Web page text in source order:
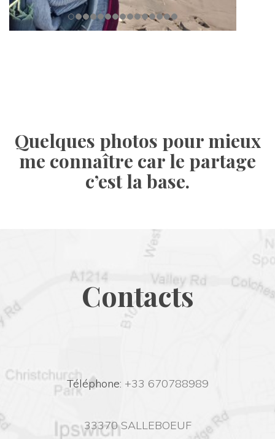
Quelques photos pour mieux
me connaître car le partage
c’est la base.
Contact
Téléphone: +33 670788989
33370 SALLEBOEUF